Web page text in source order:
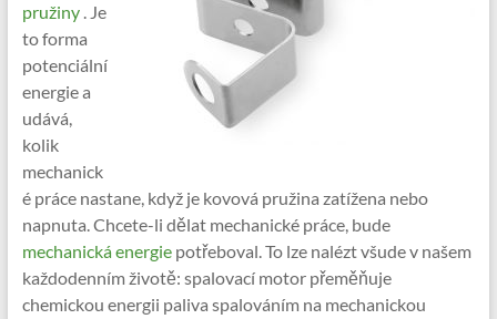
pružiny. Je
to forma
potenciální
energie a
udává,
kolik
mechanick
é práce nastane, když je kovová pružina zatížena nebo
napnuta. Chcete-li dělat mechanické práce, bude
mechanická energiepotřeboval. To lze nalézt všude v našem
každodenním životě: spalovací motor přeměňuje
chemickou energii paliva spalováním na mechanickou